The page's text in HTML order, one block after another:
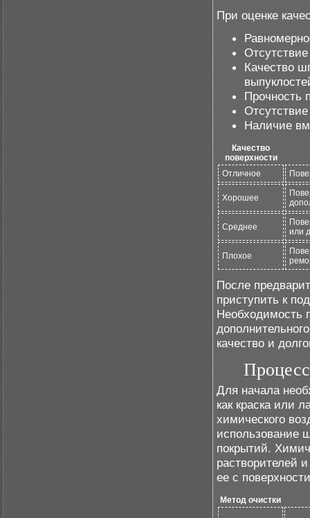
При оценке
Качество
Прочность
Наличие
Качество
поверхности
Отличное
Хорошее
Среднее
или
Плохое
После
приступить к
Необходимость
качество и
Для начала
как краска или
химического
использование
покрытий.
растворителей
ее с
Метод очистки